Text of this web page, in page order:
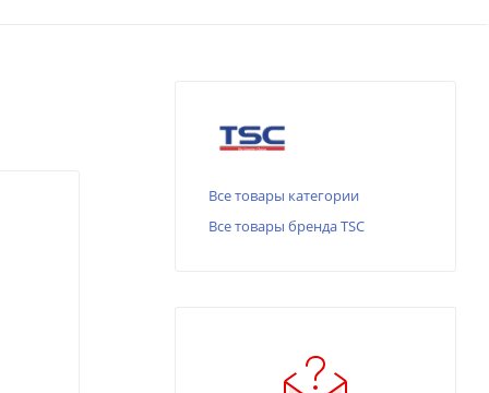
Все товары категории
Все товары бренда TSC